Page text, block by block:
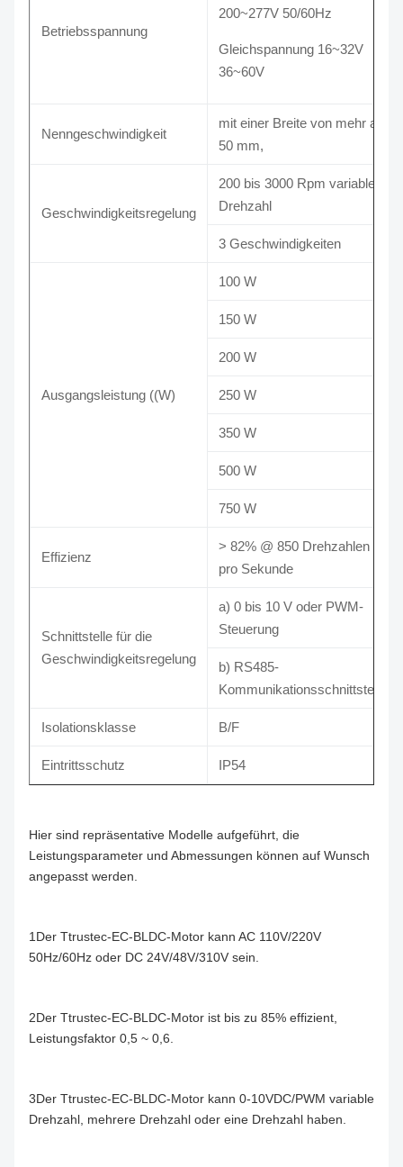
Betriebsspannung
200~277V 50/60Hz
Gleichspannung 16~32V
36~60V
Nenngeschwindigkeit
mit einer Breite von mehr als
50 mm,
Geschwindigkeitsregelung
200 bis 3000 Rpm variable
Drehzahl
3 Geschwindigkeiten
Ausgangsleistung ((W)
100 W
150 W
200 W
250 W
350 W
500 W
750 W
Effizienz
> 82% @ 850 Drehzahlen
pro Sekunde
Schnittstelle für die
Geschwindigkeitsregelung
a) 0 bis 10 V oder PWM-
Steuerung
b) RS485-
Kommunikationsschnittstelle
Isolationsklasse B/F
Eintrittsschutz IP54
Hier sind repräsentative Modelle aufgeführt, die
Leistungsparameter und Abmessungen können auf Wunsch
angepasst werden.
1Der Ttrustec-EC-BLDC-Motor kann AC 110V/220V
50Hz/60Hz oder DC 24V/48V/310V sein.
2Der Ttrustec-EC-BLDC-Motor ist bis zu 85% effizient,
Leistungsfaktor 0,5 ~ 0,6.
3Der Ttrustec-EC-BLDC-Motor kann 0-10VDC/PWM variable
Drehzahl, mehrere Drehzahl oder eine Drehzahl haben.